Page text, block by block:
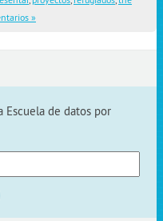
»
Escuela de datos por